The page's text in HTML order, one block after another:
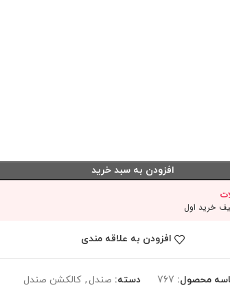
افزودن به سبد خرید
افزودن به علاقه مندی
محصول: 767 دسته: صندل , کالکشن صندل